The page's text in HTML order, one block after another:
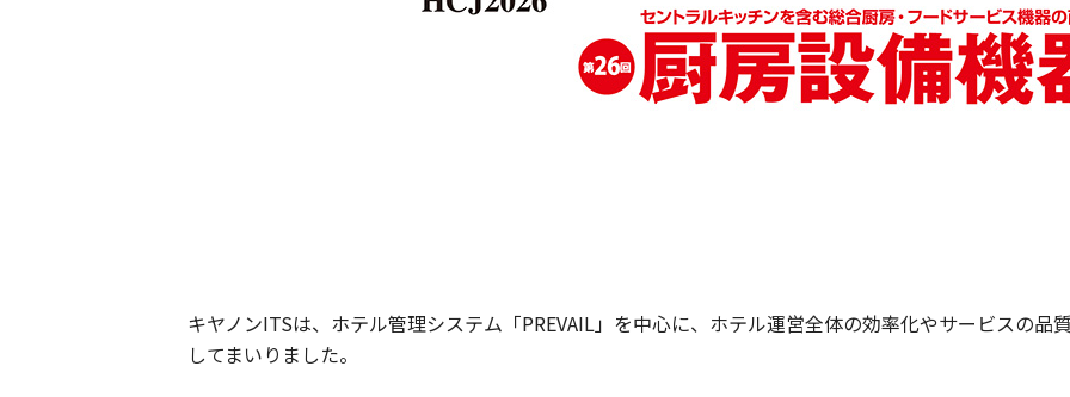
キヤノンITSは、ホテル管理システム「PREVAIL」を中心に、ホテル運営全体の効率化やサービスの品
してまいりました。